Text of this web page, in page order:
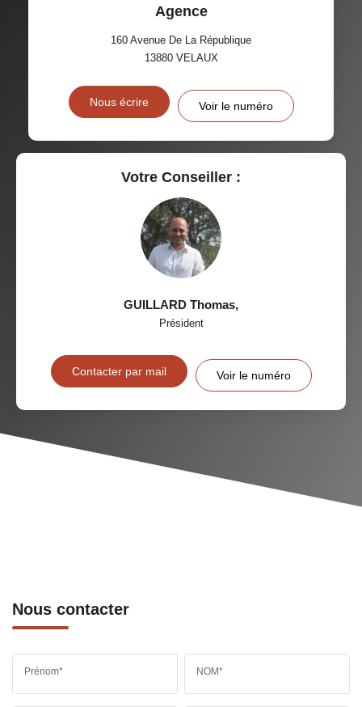
Agence
160 Avenue De La République
13880 VELAUX
Nous écrire Voir le numéro
Votre Conseiller :
GUILLARD Thomas,
Président
Contacter par mail Voir le numéro
Nous contacter
Prénom* NOM*